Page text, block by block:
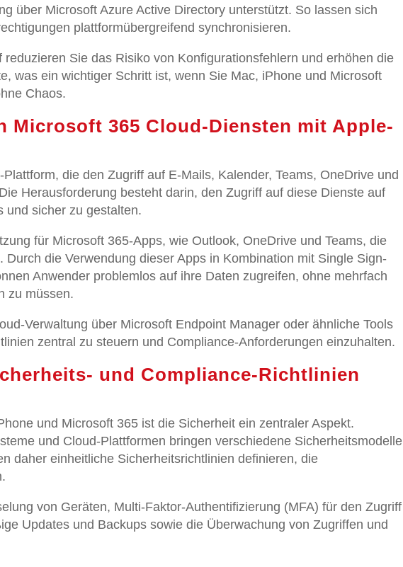
über Microsoft Azure Active Directory unterstützt. So lassen sich
plattformübergreifend synchronisieren.
Sie das Risiko von Konfigurationsfehlern und erhöhen die
was ein wichtiger Schritt ist, wenn Sie Mac, iPhone und Microsoft
Chaos.
Microsoft 365 Cloud-Diensten mit Apple-
die den Zugriff auf E-Mails, Kalender, Teams, OneDrive und
Herausforderung besteht darin, den Zugriff auf diese Dienste auf
und sicher zu gestalten.
für Microsoft 365-Apps, wie Outlook, OneDrive und Teams, die
Durch die Verwendung dieser Apps in Kombination mit Single Sign-
Anwender problemlos auf ihre Daten zugreifen, ohne mehrfach
zu müssen.
Verwaltung über Microsoft Endpoint Manager oder ähnliche Tools
zentral zu steuern und Compliance-Anforderungen einzuhalten.
und Compliance-Richtlinien
und Microsoft 365 ist die Sicherheit ein zentraler Aspekt.
und Cloud-Plattformen bringen verschiedene Sicherheitsmodelle
daher einheitliche Sicherheitsrichtlinien definieren, die
von Geräten, Multi-Faktor-Authentifizierung (MFA) für den Zugriff
Updates und Backups sowie die Überwachung von Zugriffen und